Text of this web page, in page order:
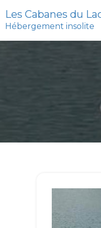
Les Cabanes du
Hébergement insolite